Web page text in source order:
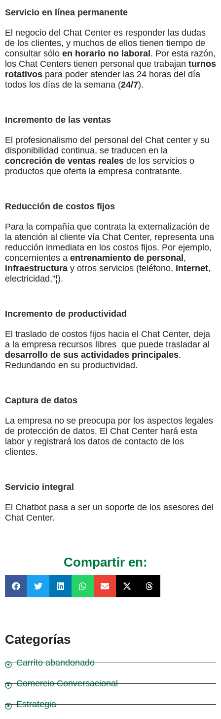
Servicio en línea permanente
El negocio del Chat Center es responder las dudas
de los clientes, y muchos de ellos tienen tiempo de
consultar sólo en horario no laboral. Por esta razón,
los Chat Centers tienen personal que trabajan turnos
rotativos para poder atender las 24 horas del día
todos los días de la semana (24/7).
Incremento de las ventas
El profesionalismo del personal del Chat center y su
disponibilidad continua, se traducen en la
concreción de ventas reales de los servicios o
productos que oferta la empresa contratante.
Reducción de costos fijos
Para la compañía que contrata la externalización de
la atención al cliente vía Chat Center, representa una
reducción inmediata en los costos fijos. Por ejemplo,
concernientes a entrenamiento de personal,
infraestructura y otros servicios (teléfono, internet,
electricidad,”¦).
Incremento de productividad
El traslado de costos fijos hacia el Chat Center, deja
a la empresa recursos libres que puede trasladar al
desarrollo de sus actividades principales.
Redundando en su productividad.
Captura de datos
La empresa no se preocupa por los aspectos legales
de protección de datos. El Chat Center hará esta
labor y registrará los datos de contacto de los
clientes.
Servicio integral
El Chatbot pasa a ser un soporte de los asesores del
Chat Center.
Compartir en:
Categorías
Carrito abandonado
Comercio Conversacional
Estrategia